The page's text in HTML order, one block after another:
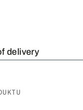
delivery